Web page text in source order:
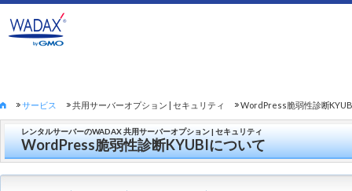
サービス 共用サーバーオプション | セキュリティ WordPress脆弱性診断
レンタルサーバーのWADAX 共用サーバーオプション | セキュリティ
WordPress脆弱性診断KYUBIについて